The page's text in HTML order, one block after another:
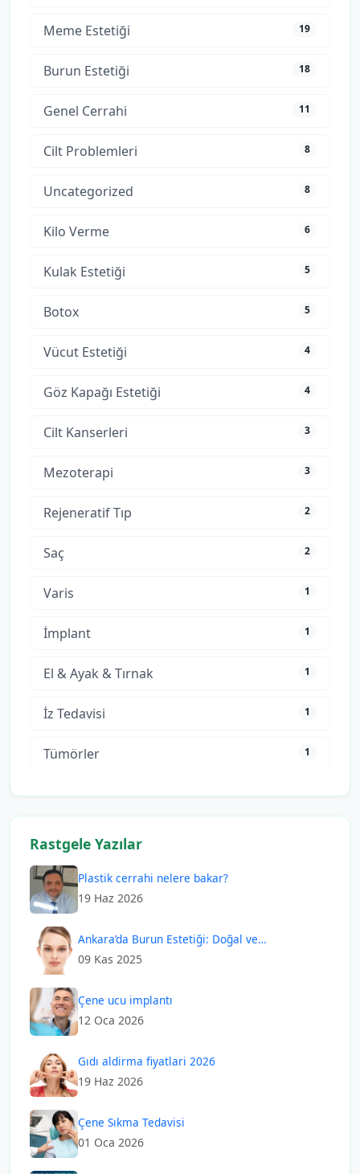
Meme Estetiği 19
Burun Estetiği 18
Genel Cerrahi 11
Cilt Problemleri 8
Uncategorized 8
Kilo Verme 6
Kulak Estetiği 5
Botox 5
Vücut Estetiği 4
Göz Kapağı Estetiği 4
Cilt Kanserleri 3
Mezoterapi 3
Rejeneratif Tıp 2
Saç 2
Varis 1
İmplant 1
El & Ayak & Tırnak 1
İz Tedavisi 1
Tümörler 1
Rastgele Yazılar
Plastik cerrahi nelere bakar?
19 Haz 2026
Ankara’da Burun Estetiği: Doğal ve…
09 Kas 2025
Çene ucu implantı
12 Oca 2026
Gıdı aldirma fiyatlari 2026
19 Haz 2026
Çene Sıkma Tedavisi
01 Oca 2026